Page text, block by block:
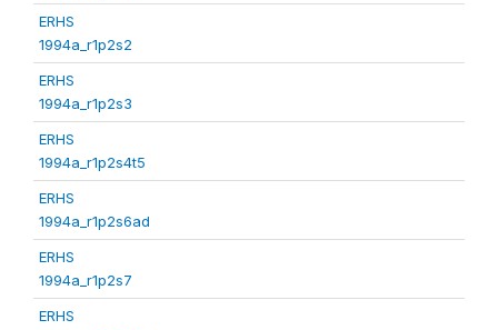
ERHS
1994a_r1p2s2
ERHS
1994a_r1p2s3
ERHS
1994a_r1p2s4t5
ERHS
1994a_r1p2s6ad
ERHS
1994a_r1p2s7
ERHS